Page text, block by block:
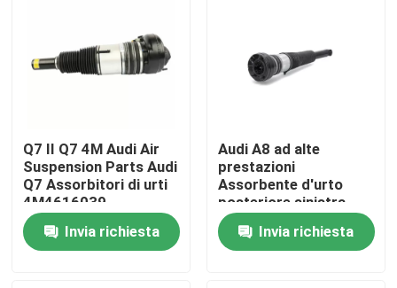
Prodotti
Video
Q7 II Q7 4M Audi Air
Suspension Parts Audi
Q7 Assorbitori di urti
4M4616039
Invia richiesta
Audi A8 ad alte
prestazioni
Assorbente d'urto
posteriore sinistra
4H0616001 Audi Air
ShocksInvia richiesta